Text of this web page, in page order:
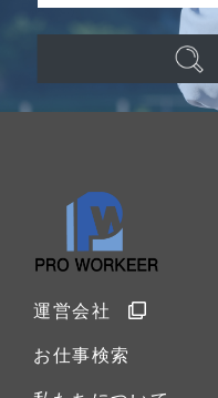
運営会社
お仕事検索